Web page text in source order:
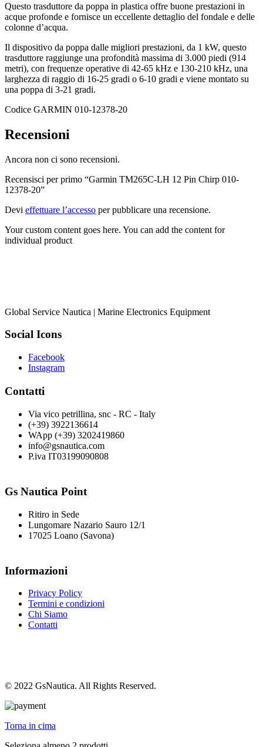
Questo trasduttore da poppa in plastica offre buone prestazioni in
acque profonde e fornisce un eccellente dettaglio del fondale e delle
colonne d’acqua.
Il dispositivo da poppa dalle migliori prestazioni, da 1 kW, questo
trasduttore raggiunge una profondità massima di 3.000 piedi (914
metri), con frequenze operative di 42-65 kHz e 130-210 kHz, una
larghezza di raggio di 16-25 gradi o 6-10 gradi e viene montato su
una poppa di 3-21 gradi.
Codice GARMIN 010-12378-20
Recensioni
Ancora non ci sono recensioni.
Recensisci per primo “Garmin TM265C-LH 12 Pin Chirp 010-
12378-20”
Devi effettuare l’accesso per pubblicare una recensione.
Your custom content goes here. You can add the content for
individual product
Global Service Nautica | Marine Electronics Equipment
Social Icons
Facebook
Instagram
Contatti
Via vico petrillina, snc - RC - Italy
(+39) 3922136614
WApp (+39) 3202419860
info@gsnautica.com
P.iva IT03199090808
Gs Nautica Point
Ritiro in Sede
Lungomare Nazario Sauro 12/1
17025 Loano (Savona)
Informazioni
Privacy Policy
Termini e condizioni
Chi Siamo
Contatti
© 2022 GsNautica. All Rights Reserved.
Torna in cima